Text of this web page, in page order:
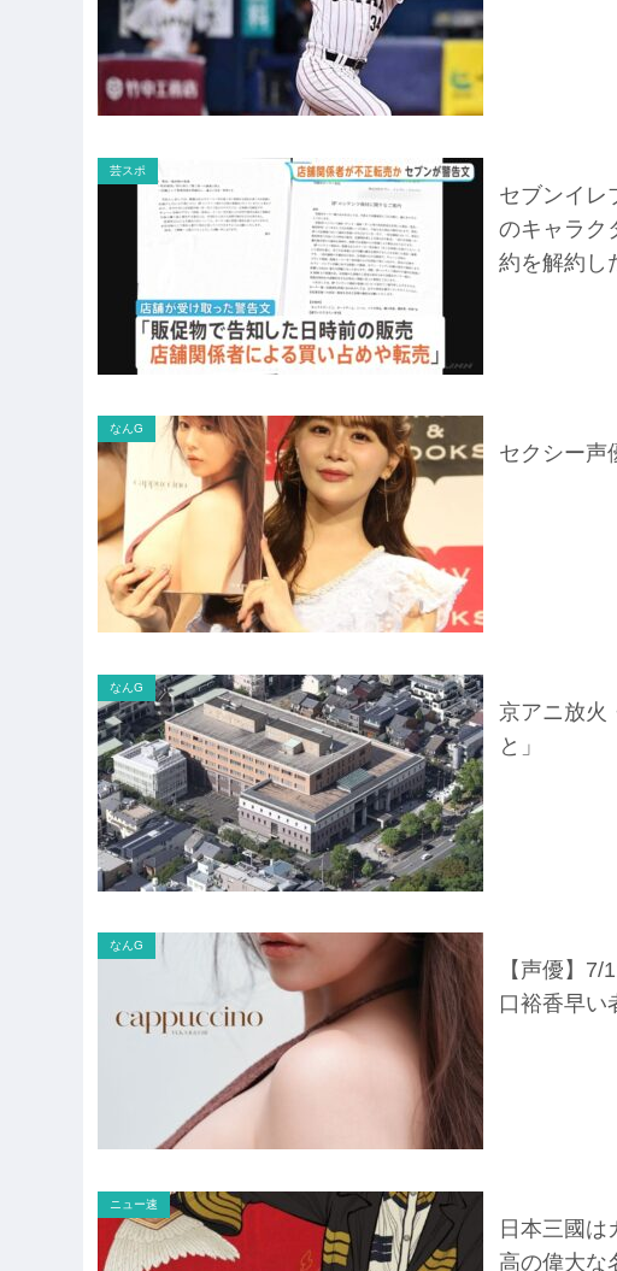
芸スポ
セブンイレ
のキャラク
約を解約し
なんG
セクシー声
なんG
京アニ放火
と」
なんG
【声優】
口裕香早い
ニュー速
日本三國は
高の偉大な